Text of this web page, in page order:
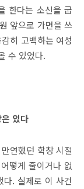
한다는 소신을 굽
앞으로 가면을 쓰
히 고백하는 여성
수 있었다.
있다
연했던 학창 시절
떻게 줄이거나 없
다. 실제로 이 사건